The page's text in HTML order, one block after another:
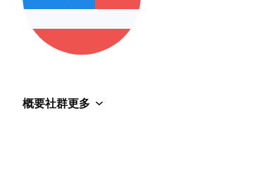
概要社群更多